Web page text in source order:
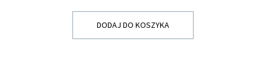
DODAJ DO KOSZYKA